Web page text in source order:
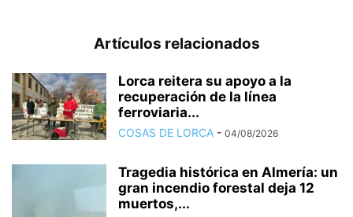
Artículos relacionados
Lorca reitera su apoyo a la
recuperación de la línea
ferroviaria...
COSAS DE LORCA - 04/08/2026
Tragedia histórica en Almería: un
gran incendio forestal deja 12
muertos,...